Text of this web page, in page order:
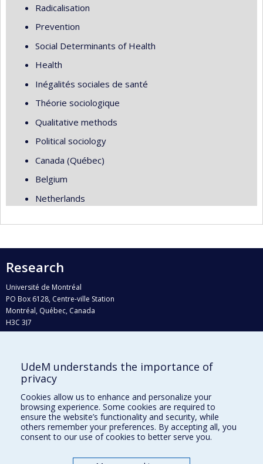
Radicalisation
Prevention
Social Determinants of Health
Health
Inégalités sociales de santé
Théorie sociologique
Qualitative methods
Political sociology
Canada (Québec)
Belgium
Netherlands
Research
Université de Montréal
PO Box 6128, Centre-ville Station
Montréal, Québec, Canada
H3C 3J7
Who does what?
Find us
Site map
Accessibility
UdeM understands the importance of
privacy
Cookies allow us to enhance and personalize your
browsing experience. Some cookies are required to
ensure the website’s functionality and security, while
others remember your preferences. By accepting all, you
consent to our use of cookies to better serve you.